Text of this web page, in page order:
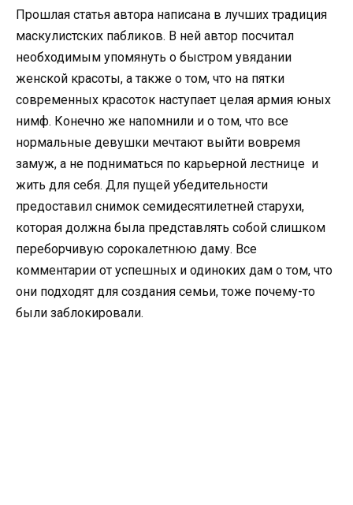
Прошлая статья автора написана в лучших традиция
маскулистских пабликов. В ней автор посчитал
необходимым упомянуть о быстром увядании
женской красоты, а также о том, что на пятки
современных красоток наступает целая армия юных
нимф. Конечно же напомнили и о том, что все
нормальные девушки мечтают выйти вовремя
замуж, а не подниматься по карьерной лестнице и
жить для себя. Для пущей убедительности
предоставил снимок семидесятилетней старухи,
которая должна была представлять собой слишком
переборчивую сорокалетнюю даму. Все
комментарии от успешных и одиноких дам о том, что
они подходят для создания семьи, тоже почему-то
были заблокировали.